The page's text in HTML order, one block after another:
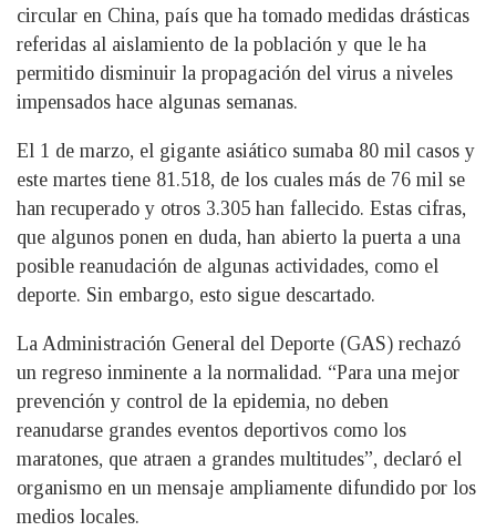
circular en China, país que ha tomado medidas drásticas
referidas al aislamiento de la población y que le ha
permitido disminuir la propagación del virus a niveles
impensados hace algunas semanas.
El 1 de marzo, el gigante asiático sumaba 80 mil casos y
este martes tiene 81.518, de los cuales más de 76 mil se
han recuperado y otros 3.305 han fallecido. Estas cifras,
que algunos ponen en duda, han abierto la puerta a una
posible reanudación de algunas actividades, como el
deporte. Sin embargo, esto sigue descartado.
La Administración General del Deporte (GAS) rechazó
un regreso inminente a la normalidad. “Para una mejor
prevención y control de la epidemia, no deben
reanudarse grandes eventos deportivos como los
maratones, que atraen a grandes multitudes”, declaró el
organismo en un mensaje ampliamente difundido por los
medios locales.